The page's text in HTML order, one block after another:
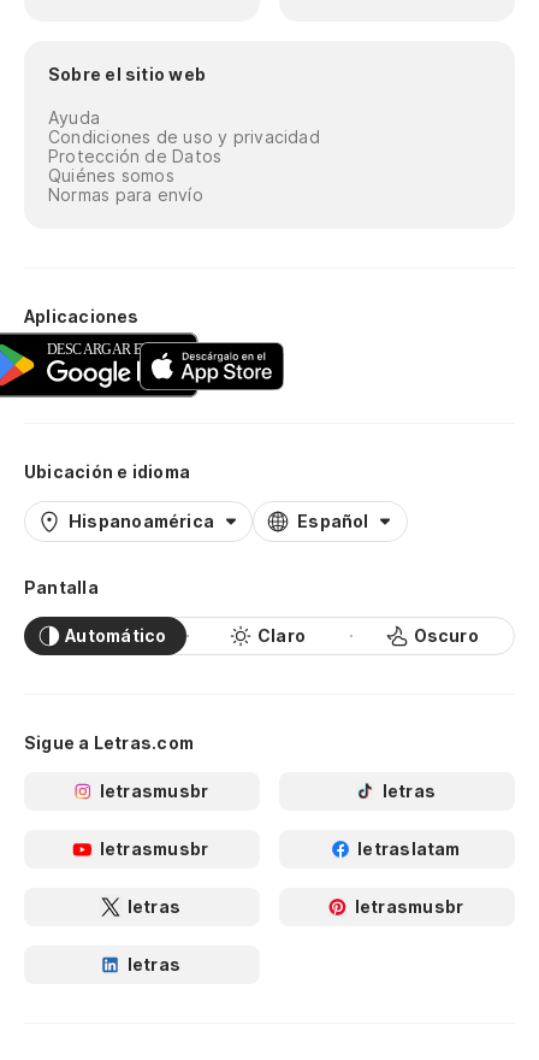
Sobre el sitio web
Ayuda
Condiciones de uso y privacidad
Protección de Datos
Quiénes somos
Normas para envío
Aplicaciones
Ubicación e idioma
Hispanoamérica Español
Pantalla
Automático Claro Oscuro
Sigue a Letras.com
letrasmusbr letras
letrasmusbr letraslatam
letras letrasmusbr
letras